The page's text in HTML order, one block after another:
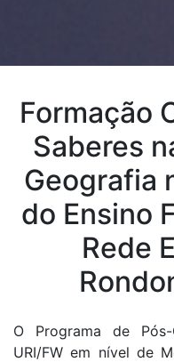
Formação
Saberes
Geografia
do Ensino
Rede
O Programa de
URI/FW em nível de